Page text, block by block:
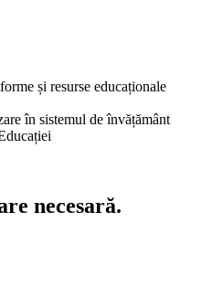
și resurse educaționale
în sistemul de învățământ
necesară.